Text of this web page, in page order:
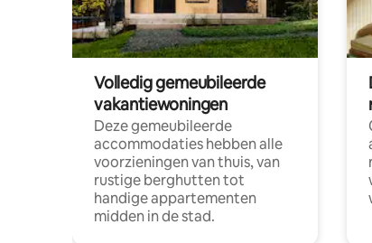
Volledig gemeubileerde
vakantiewoningen
Deze gemeubileerde
accommodaties hebben alle
voorzieningen van thuis, van
rustige berghutten tot
handige appartementen
midden in de stad.